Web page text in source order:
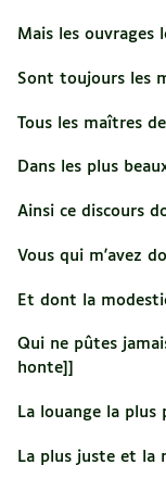
Mais les ouvrages
Sont toujours les
Tous les maîtres
Dans les plus
Ainsi ce discours
Vous qui m'avez
Et dont la
Qui ne pûtes
honte]]
La louange la plus
La plus juste et la